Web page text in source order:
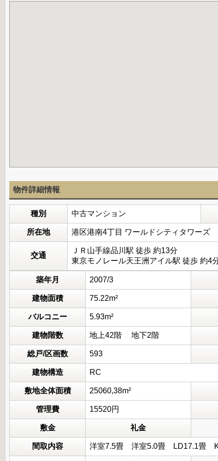
物件詳細情報
種別 中古マンション
所在地 港区港南4丁目 ワールドシティタワーズ
交通
ＪＲ山手線品川駅 徒歩 約13分
東京モノレール天王洲アイル駅 徒歩 約4
築年月 2007/3
建物面積 75.22m²
バルコニー 5.93m²
建物階数 地上42階 地下2階
総戸/区画数 593
建物構造 RC
敷地全体面積 25060,38m²
管理費 15520円
敷金 礼金
間取内容 洋室7.5畳 洋室5.0畳